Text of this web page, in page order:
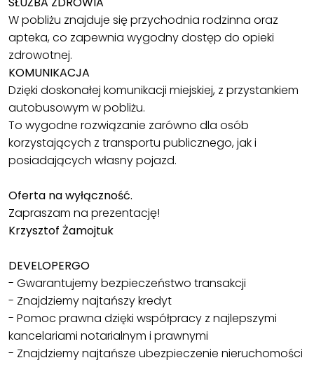
W pobliżu znajduje się przychodnia rodzinna oraz
apteka, co zapewnia wygodny dostęp do opieki
zdrowotnej.
KOMUNIKACJA
Dzięki doskonałej komunikacji miejskiej, z przystankiem
autobusowym w pobliżu.
To wygodne rozwiązanie zarówno dla osób
korzystających z transportu publicznego, jak i
posiadających własny pojazd.
Oferta na wyłączność.
Zapraszam na prezentację!
Krzysztof Żamojtuk
DEVELOPERGO
- Gwarantujemy bezpieczeństwo transakcji
- Znajdziemy najtańszy kredyt
- Pomoc prawna dzięki współpracy z najlepszymi
kancelariami notarialnym i prawnymi
- Znajdziemy najtańsze ubezpieczenie nieruchomości